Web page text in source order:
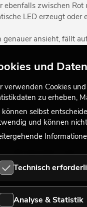
zwischen
LED erzeugt oder
ansieht, fällt
zeigt jedoch
und sind in vielen
Weißlicht flexibler
sie sinnvoll.
oft benutzt wird
es entweder
und
erzeugt
und
verwenden Cookies
zu erheben,
können selbst
und können
Technisch
Analyse & Statistik